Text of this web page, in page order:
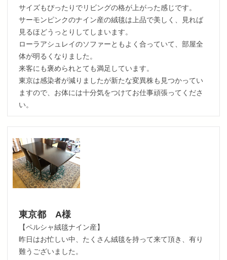
サイズもぴったりでリビングの格が上がった感じです。
サーモンピンクのナイン産の絨毯は上品で美しく、見れば
見るほどうっとりしてしまいます。
ローラアシュレイのソファーともよく合っていて、部屋全
体が明るくなりました。
来客にも褒められとても満足しています。
東京は感染者が減りましたが新たな変異株も見つかってい
ますので、お体には十分気をつけてお仕事頑張ってくださ
い。
東京都 A様
【ペルシャ絨毯ナイン産】
昨日はお忙しい中、たくさん絨毯を持って来て頂き、有り
難うございました。